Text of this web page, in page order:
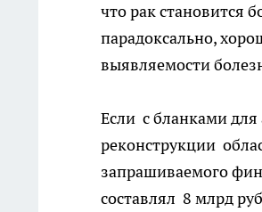
что рак становится
парадоксально,
выявляемости
Если с бланками
реконструкции
запрашиваемого
составлял 8 млрд